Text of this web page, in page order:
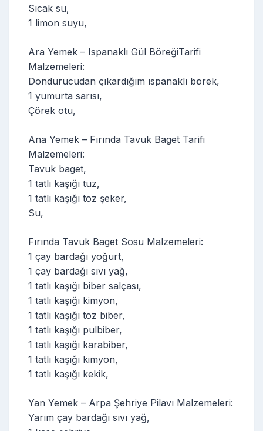
Sıcak su,
1 limon suyu,
Ara Yemek – Ispanaklı Gül BöreğiTarifi
Malzemeleri:
Dondurucudan çıkardığım ıspanaklı börek,
1 yumurta sarısı,
Çörek otu,
Ana Yemek – Fırında Tavuk Baget Tarifi
Malzemeleri:
Tavuk baget,
1 tatlı kaşığı tuz,
1 tatlı kaşığı toz şeker,
Su,
Fırında Tavuk Baget Sosu Malzemeleri:
1 çay bardağı yoğurt,
1 çay bardağı sıvı yağ,
1 tatlı kaşığı biber salçası,
1 tatlı kaşığı kimyon,
1 tatlı kaşığı toz biber,
1 tatlı kaşığı pulbiber,
1 tatlı kaşığı karabiber,
1 tatlı kaşığı kimyon,
1 tatlı kaşığı kekik,
Yan Yemek – Arpa Şehriye Pilavı Malzemeleri:
Yarım çay bardağı sıvı yağ,